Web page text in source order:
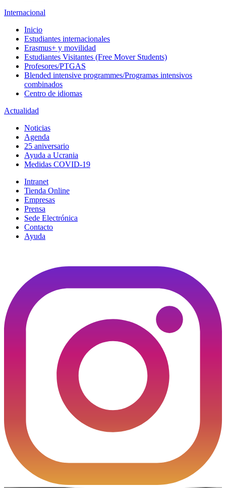
Internacional
Inicio
Estudiantes internacionales
Erasmus+ y movilidad
Estudiantes Visitantes (Free Mover Students)
Profesores/PTGAS
Blended intensive programmes/Programas intensivos
combinados
Centro de idiomas
Actualidad
Noticias
Agenda
25 aniversario
Ayuda a Ucrania
Medidas COVID-19
Intranet
Tienda Online
Empresas
Prensa
Sede Electrónica
Contacto
Ayuda